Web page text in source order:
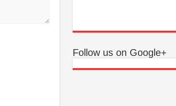
Follow us on Google+